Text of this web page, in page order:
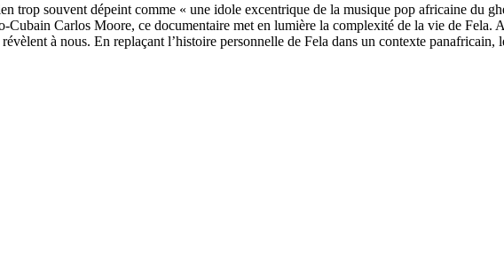
trop souvent dépeint comme « une idole excentrique de la musique pop africaine du
Carlos Moore, ce documentaire met en lumière la complexité de la vie de Fela.
à nous. En replaçant l’histoire personnelle de Fela dans un contexte panafricain,